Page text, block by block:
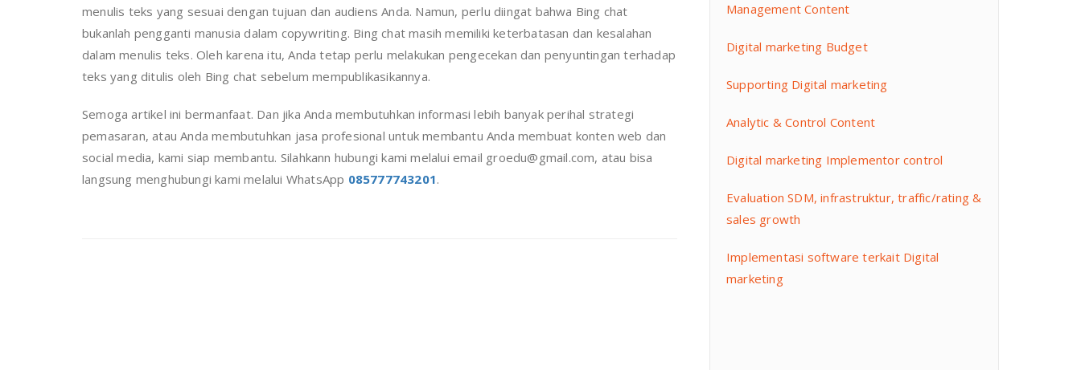
menulis teks yang sesuai dengan tujuan dan audiens Anda. Namun, perlu diingat bahwa Bing chat
bukanlah pengganti manusia dalam copywriting. Bing chat masih memiliki keterbatasan dan kesalahan
dalam menulis teks. Oleh karena itu, Anda tetap perlu melakukan pengecekan dan penyuntingan terhadap
teks yang ditulis oleh Bing chat sebelum mempublikasikannya.
Semoga artikel ini bermanfaat. Dan jika Anda membutuhkan informasi lebih banyak perihal strategi
pemasaran, atau Anda membutuhkan jasa profesional untuk membantu Anda membuat konten web dan
social media, kami siap membantu. Silahkann hubungi kami melalui email groedu@gmail.com, atau bisa
langsung menghubungi kami melalui WhatsApp 085777743201.
Management Content
Digital marketing Budget
Supporting Digital marketing
Analytic & Control Content
Digital marketing Implementor control
Evaluation SDM, infrastruktur, traffic/rating &
sales growth
Implementasi software terkait Digital
marketing